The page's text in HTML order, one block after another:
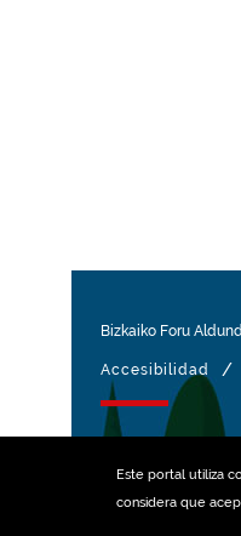
Este portal utiliza
considera que
Bizkaiko Foru
Accesibilidad /